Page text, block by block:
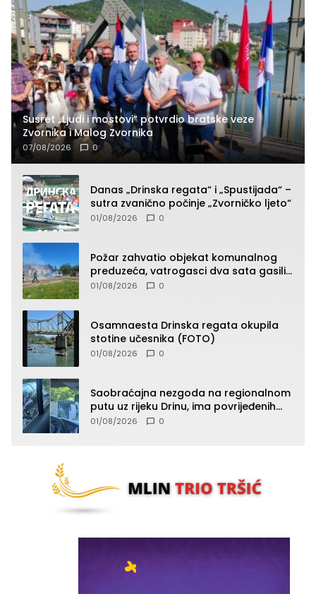
Susret „Ljudi i mostovi“ potvrdio bratske veze
Zvornika i Malog Zvornika
07/08/2026 0
Danas „Drinska regata“ i „Spustijada“ –
sutra zvanično počinje „Zvorničko ljeto“
01/08/2026 0
Požar zahvatio objekat komunalnog
preduzeća, vatrogasci dva sata gasili
vatru (FOTO)
01/08/2026 0
Osamnaesta Drinska regata okupila
stotine učesnika (FOTO)
01/08/2026 0
Saobraćajna nezgoda na regionalnom
putu uz rijeku Drinu, ima povrijeđenih
lica (FOTO)
01/08/2026 0